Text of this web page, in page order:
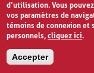
Ce que je sais, ce
La formule
idées par rapport à ce
qu’il a appris. L’élève
d’utilisation. Vous
vos paramètres de
témoins de connexion et
personnels,cliquez ici.
Accepter